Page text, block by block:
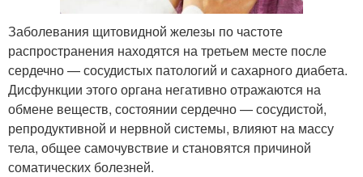
Заболевания щитовидной железы по частоте
распространения находятся на третьем месте после
сердечно — сосудистых патологий и сахарного диабета.
Дисфункции этого органа негативно отражаются на
обмене веществ, состоянии сердечно — сосудистой,
репродуктивной и нервной системы, влияют на массу
тела, общее самочувствие и становятся причиной
соматических болезней.